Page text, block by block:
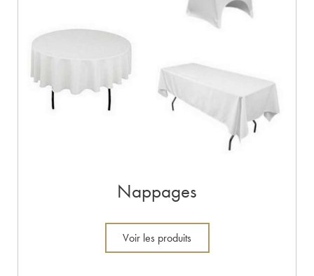
Nappages
Voir les produits